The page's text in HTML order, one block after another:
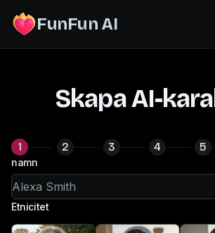
FunFun AI
Skapa AI-
1 2 3 4 5
namn
Etnicitet